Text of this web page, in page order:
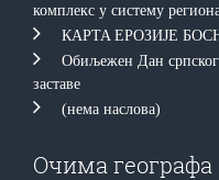
комплекс у систему
КAРTA EРOЗИJE
Обиљежен Дан српског
заставе
(нема наслова)
Очима географа